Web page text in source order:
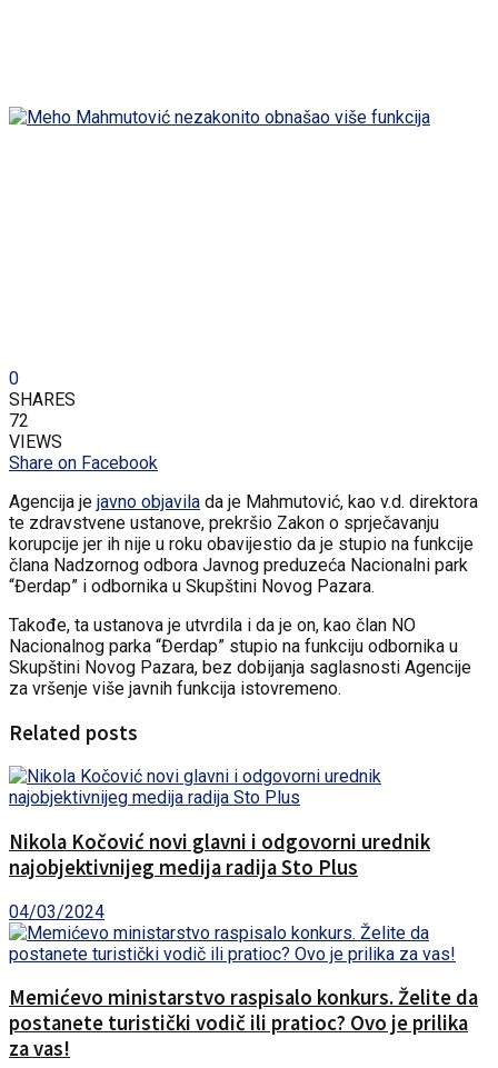
0
SHARES
72
VIEWS
Share on Facebook
Agencija je javno objavila da je Mahmutović, kao v.d. direktora
te zdravstvene ustanove, prekršio Zakon o sprječavanju
korupcije jer ih nije u roku obavijestio da je stupio na funkcije
člana Nadzornog odbora Javnog preduzeća Nacionalni park
“Đerdap” i odbornika u Skupštini Novog Pazara.
Takođe, ta ustanova je utvrdila i da je on, kao član NO
Nacionalnog parka “Đerdap” stupio na funkciju odbornika u
Skupštini Novog Pazara, bez dobijanja saglasnosti Agencije
za vršenje više javnih funkcija istovremeno.
Related posts
Nikola Kočović novi glavni i odgovorni urednik
najobjektivnijeg medija radija Sto Plus
04/03/2024
Memićevo ministarstvo raspisalo konkurs. Želite da
postanete turistički vodič ili pratioc? Ovo je prilika
za vas!